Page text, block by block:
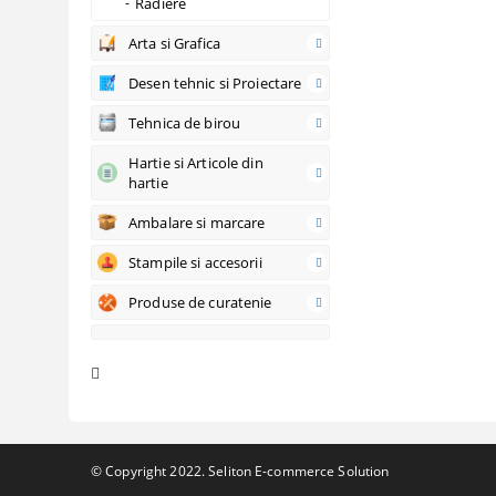
Arta si Grafica
Desen tehnic si Proiectare
Tehnica de birou
Hartie si Articole din
hartie
Ambalare si marcare
Stampile si accesorii
Produse de curatenie
© Copyright 2022. Seliton E-commerce Solution